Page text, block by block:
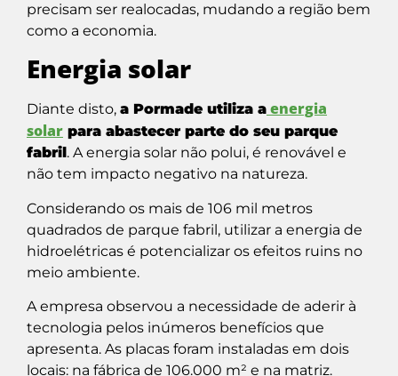
precisam ser realocadas, mudando a região bem
como a economia.
Energia solar
Diante disto, a Pormade utiliza a energia
solar para abastecer parte do seu parque
fabril. A energia solar não polui, é renovável e
não tem impacto negativo na natureza.
Considerando os mais de 106 mil metros
quadrados de parque fabril, utilizar a energia de
hidroelétricas é potencializar os efeitos ruins no
meio ambiente.
A empresa observou a necessidade de aderir à
tecnologia pelos inúmeros benefícios que
apresenta. As placas foram instaladas em dois
locais: na fábrica de 106.000 m² e na matriz.